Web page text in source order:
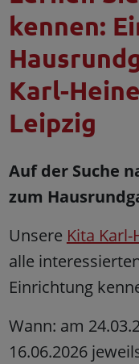
kennen:
Karl-
Leipzig
Auf der Suche
zum
Unsere Kita
alle
Einrichtung
Wann: am
16.06.2026